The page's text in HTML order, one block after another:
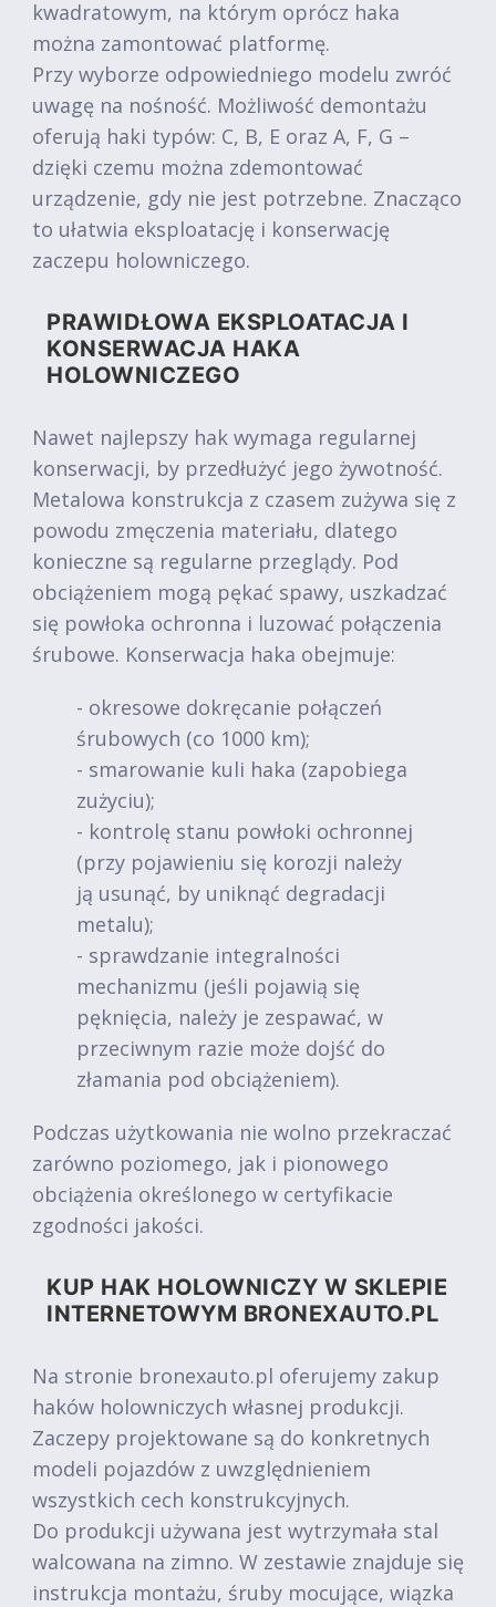
kwadratowym, na którym oprócz haka
można zamontować platformę.
Przy wyborze odpowiedniego modelu zwróć
uwagę na nośność. Możliwość demontażu
oferują haki typów: C, B, E oraz A, F, G –
dzięki czemu można zdemontować
urządzenie, gdy nie jest potrzebne. Znacząco
to ułatwia eksploatację i konserwację
zaczepu holowniczego.
PRAWIDŁOWA EKSPLOATACJA I
KONSERWACJA HAKA
HOLOWNICZEGO
Nawet najlepszy hak wymaga regularnej
konserwacji, by przedłużyć jego żywotność.
Metalowa konstrukcja z czasem zużywa się z
powodu zmęczenia materiału, dlatego
konieczne są regularne przeglądy. Pod
obciążeniem mogą pękać spawy, uszkadzać
się powłoka ochronna i luzować połączenia
śrubowe. Konserwacja haka obejmuje:
- okresowe dokręcanie połączeń
śrubowych (co 1000 km);
- smarowanie kuli haka (zapobiega
zużyciu);
- kontrolę stanu powłoki ochronnej
(przy pojawieniu się korozji należy
ją usunąć, by uniknąć degradacji
metalu);
- sprawdzanie integralności
mechanizmu (jeśli pojawią się
pęknięcia, należy je zespawać, w
przeciwnym razie może dojść do
złamania pod obciążeniem).
Podczas użytkowania nie wolno przekraczać
zarówno poziomego, jak i pionowego
obciążenia określonego w certyfikacie
zgodności jakości.
KUP HAK HOLOWNICZY W SKLEPIE
INTERNETOWYM BRONEXAUTO.PL
Na stronie bronexauto.pl oferujemy zakup
haków holowniczych własnej produkcji.
Zaczepy projektowane są do konkretnych
modeli pojazdów z uwzględnieniem
wszystkich cech konstrukcyjnych.
Do produkcji używana jest wytrzymała stal
walcowana na zimno. W zestawie znajduje się
instrukcja montażu, śruby mocujące, wiązka